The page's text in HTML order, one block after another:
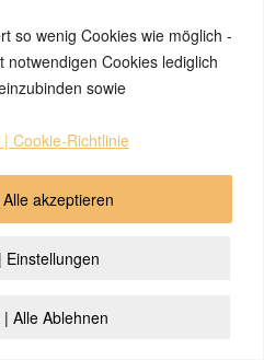
so wenig Cookies wie möglich -
Cookies lediglich
sowie
Cookie-Richtlinie
Einstellungen
Alle Ablehnen
akzeptieren
Trattamento dei dati